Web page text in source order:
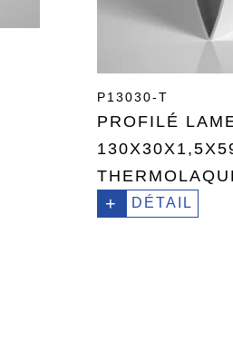
P13030-T
PROFILÉ
+ DÉTAIL